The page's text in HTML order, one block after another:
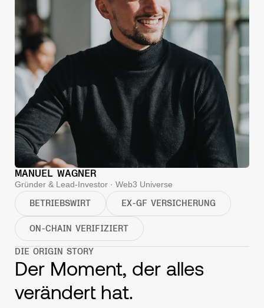
MANUEL WAGNER
Gründer & Lead-Investor · Web3 Universe
BETRIEBSWIRT EX-GF VERSICHERUNG
ON-CHAIN VERIFIZIERT
DIE ORIGIN STORY
Der Moment, der alles
verändert hat.